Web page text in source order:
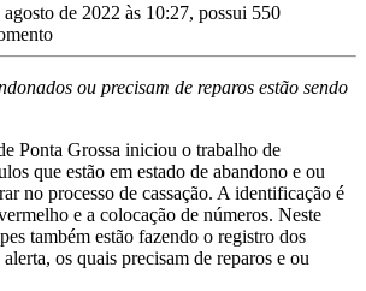
de 2022 às 10:27, possui 550
ou precisam de reparos estão sendo
Ponta Grossa iniciou o trabalho de
que estão em estado de abandono e ou
no processo de cassação. A identificação é
e a colocação de números. Neste
também estão fazendo o registro dos
os quais precisam de reparos e ou